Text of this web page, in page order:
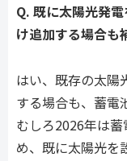
Q. 既に太陽光発
け追加する場合も
はい、既存の太陽
する場合も、蓄電
むしろ2026年は
め、既に太陽光を